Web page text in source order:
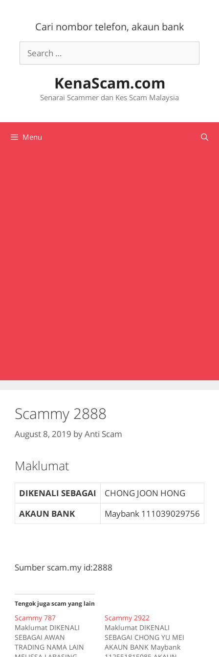
Cari nombor telefon, akaun bank
Search
for:
KenaScam.com
Senarai Scammer dan Kes Scam Malaysia
Menu
Scammy 2888
August 8, 2019 byAnti Scam
Maklumat
DIKENALI SEBAGAI
CHONG JOON HONG
AKAUN BANK
Maybank 111039029756
Sumber scam.my id:2888
Tengok juga scam yang lain
Scammy 787
Maklumat DIKENALI
SEBAGAI AWAN
TRADING NAMA LAIN
Scammy 2922
Maklumat DIKENALI
SEBAGAI CHONG YU MEI
AKAUN BANK Maybank